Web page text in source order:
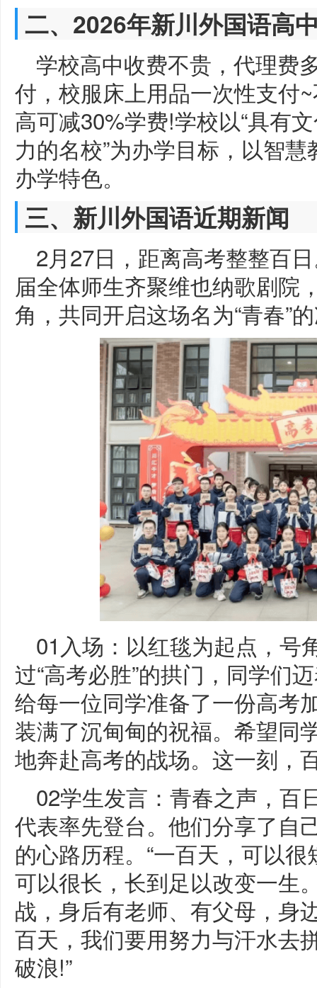
二、2026年新川外国语高
学校高中收费不贵，代理费
付，校服床上用品一次性支付
高可减30%学费!学校以“具有
力的名校”为办学目标，以智
办学特色。
三、新川外国语近期新闻
2月27日，距离高考整整百
届全体师生齐聚维也纳歌剧院
角，共同开启这场名为“青春”
01入场：以红毯为起点，号
过“高考必胜”的拱门，同学们
给每一位同学准备了一份高考
装满了沉甸甸的祝福。希望同
地奔赴高考的战场。这一刻，
02学生发言：青春之声，百
代表率先登台。他们分享了自
的心路历程。“一百天，可以
可以很长，长到足以改变一生
战，身后有老师、有父母，身
百天，我们要用努力与汗水去
破浪!”